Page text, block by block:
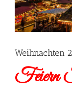
Weihnachten
Feiern